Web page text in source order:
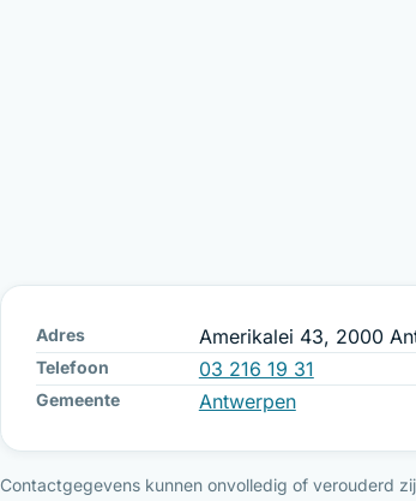
Adres Amerikalei 43, 2000
Telefoon 03 216 19 31
Gemeente Antwerpen
Contactgegevens kunnen onvolledig of verouderd